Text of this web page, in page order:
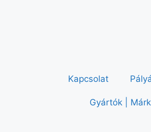
Kapcsolat
Gyártók |